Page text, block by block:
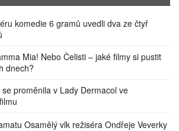
komedie 6 gramů uvedli dva ze čtyř
Mia! Nebo Čelisti – jaké filmy si pustit
dnech?
proměnila v Lady Dermacol ve
Osamělý vlk režiséra Ondřeje Veverky